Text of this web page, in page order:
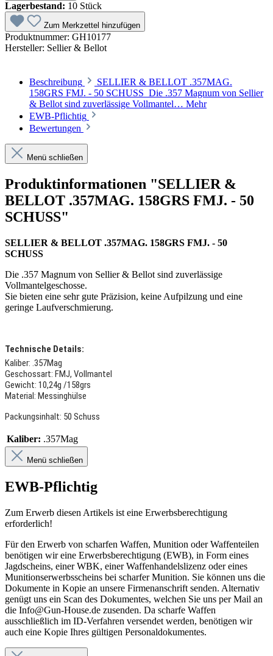
Lagerbestand: 10 Stück
Zum Merkzettel hinzufügen
Produktnummer: GH10177
Hersteller: Sellier & Bellot
Beschreibung
SELLIER & BELLOT .357MAG.
158GRS FMJ. - 50 SCHUSS Die .357 Magnum von Sellier
& Bellot sind zuverlässige Vollmantel… Mehr
EWB-Pflichtig
Bewertungen
Menü schließen
Produktinformationen "SELLIER &
BELLOT .357MAG. 158GRS FMJ. - 50
SCHUSS"
SELLIER & BELLOT .357MAG. 158GRS FMJ. - 50
SCHUSS
Die .357 Magnum von Sellier & Bellot sind zuverlässige
Vollmantelgeschosse.
Sie bieten eine sehr gute Präzision, keine Aufpilzung und eine
geringe Laufverschmierung.
Technische Details:
Kaliber: .357Mag
Geschossart: FMJ, Vollmantel
Gewicht: 10,24g /158grs
Material: Messinghülse
Packungsinhalt: 50 Schuss
Kaliber: .357Mag
Menü schließen
EWB-Pflichtig
Zum Erwerb diesen Artikels ist eine Erwerbsberechtigung
erforderlich!
Für den Erwerb von scharfen Waffen, Munition oder Waffenteilen
benötigen wir eine Erwerbsberechtigung (EWB), in Form eines
Jagdscheins, einer WBK, einer Waffenhandelslizenz oder eines
Munitionserwerbsscheins bei scharfer Munition. Sie können uns die
Dokumente in Kopie an unsere Firmenanschrift senden. Alternativ
genügt uns ein Scan des Dokumentes, welchen Sie uns per Mail an
die Info@Gun-House.de zusenden. Da scharfe Waffen
ausschließlich im ID-Verfahren versendet werden, benötigen wir
auch eine Kopie Ihres gültigen Personaldokumentes.